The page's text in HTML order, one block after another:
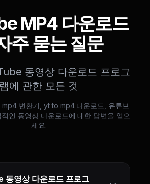
MP4 다운로드
주 묻는 질문
동영상 다운로드 프로그
램에 관한 모든 것
mp4 변환기, yt to mp4 다운로드, 유튜브
인 동영상 다운로드에 대한 답변을 얻으
세요.
동영상 다운로드 프로그